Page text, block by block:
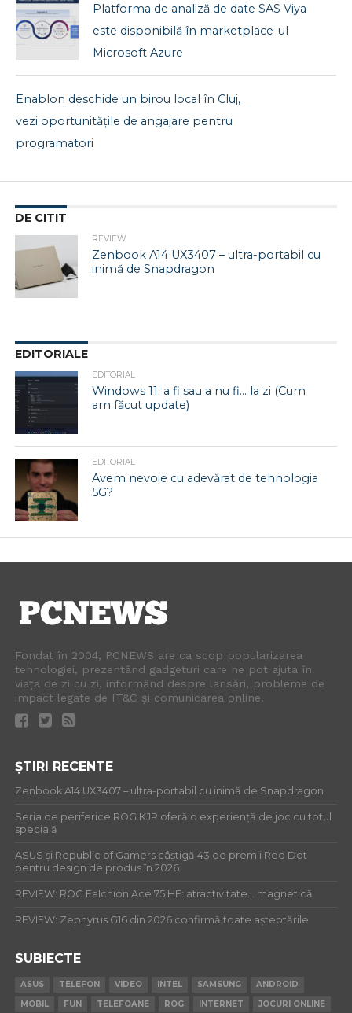
Platforma de analiză de date SAS Viya
este disponibilă în marketplace-ul
Microsoft Azure
Enablon deschide un birou local în Cluj,
vezi oportunitățile de angajare pentru
programatori
DE CITIT
REVIEW
Zenbook A14 UX3407 – ultra-portabil cu
inimă de Snapdragon
EDITORIALE
EDITORIAL
Windows 11: a fi sau a nu fi… la zi (Cum
am făcut update)
EDITORIAL
Avem nevoie cu adevărat de tehnologia
5G?
Fondat în 2004, PCNEWS are ca scop popularizarea
tehnologiei, prezentând gadgeturi care ne pot ajuta în
viața de zi cu zi, informând despre lansări, probleme de
impact legate de IT&C și comunicarea online.
ȘTIRI RECENTE
Zenbook A14 UX3407 – ultra-portabil cu inimă de Snapdragon
Seria de periferice ROG KJP oferă o experiență de joc cu totul
specială
ASUS și Republic of Gamers câștigă 43 de premii Red Dot
pentru design de produs în 2026
REVIEW: ROG Falchion Ace 75 HE: atractivitate… magnetică
REVIEW: Zephyrus G16 din 2026 confirmă toate așteptările
SUBIECTE
ASUS TELEFON VIDEO INTEL SAMSUNG
ANDROID
MOBIL
FUN TELEFOANE ROG INTERNET JOCURI ONLINE